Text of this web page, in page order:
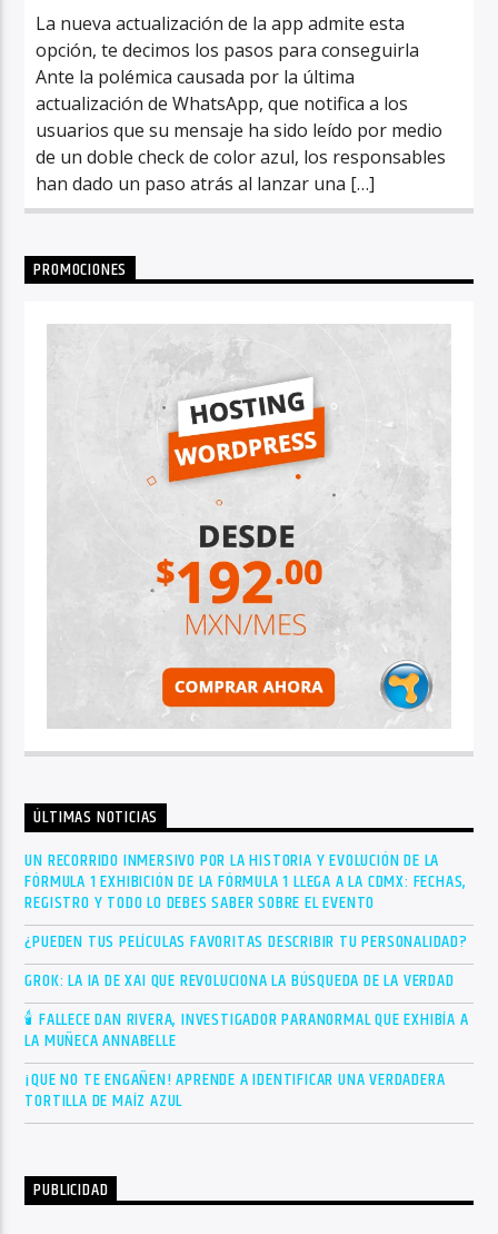
La nueva actualización de la app admite esta
opción, te decimos los pasos para conseguirla
Ante la polémica causada por la última
actualización de WhatsApp, que notifica a los
usuarios que su mensaje ha sido leído por medio
de un doble check de color azul, los responsables
han dado un paso atrás al lanzar una […]
PROMOCIONES
ÚLTIMAS NOTICIAS
UN RECORRIDO INMERSIVO POR LA HISTORIA Y EVOLUCIÓN DE LA
FÓRMULA 1 EXHIBICIÓN DE LA FÓRMULA 1 LLEGA A LA CDMX: FECHAS,
REGISTRO Y TODO LO DEBES SABER SOBRE EL EVENTO
¿PUEDEN TUS PELÍCULAS FAVORITAS DESCRIBIR TU PERSONALIDAD?
GROK: LA IA DE XAI QUE REVOLUCIONA LA BÚSQUEDA DE LA VERDAD
🕯 FALLECE DAN RIVERA, INVESTIGADOR PARANORMAL QUE EXHIBÍA A
LA MUÑECA ANNABELLE
¡QUE NO TE ENGAÑEN! APRENDE A IDENTIFICAR UNA VERDADERA
TORTILLA DE MAÍZ AZUL
PUBLICIDAD